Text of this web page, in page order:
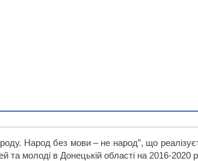
Народ без мови – не народ”, що
та молоді в Донецькій області на 2016-2020